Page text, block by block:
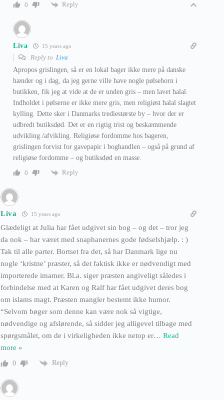
0
Reply
Liva 15 years ago
Reply to Liva
Apropos grislingen, så er en lokal bager ikke mere på danske
hænder og i dag, da jeg gerne ville have nogle pølsehorn i
butikken, fik jeg at vide at de er unden gris – men lavet halal.
Indholdet i pølserne er ikke mere gris, men religiøst halal slagtet
kylling. Dette sker i Danmarks trediestørste by – hvor der er
udbredt butiksdød. Det er en rigtig trist og beskæmmende
udvikling./afvikling. Religiøse fordomme hos bageren,
grislingen forvist for gavepapir i boghandlen – også på grund af
religiøse fordomme – og butiksdød en masse.
0
Reply
Liva 15 years ago
Glædeligt at Julia har fået udgivet sin bog – og det – tror jeg
da nok – har været med snaphanernes gode fødselshjælp. : )
Tak til alle parter. Bortset fra det, så har Danmark lige nu
nogle ‘kristne’ præster, så det faktisk ikke er nødvendigt med
importerede imamer. Bl.a. siger præsten angiveligt således i
forbindelse med at Karen og Ralf har fået udgivet deres bog
om islams magt. Præsten mangler bestemt ikke humor.
“Selvom bøger som denne kan være nok så vigtige,
nødvendige og afslørende, så sidder jeg alligevel tilbage med
spørgsmålet, om de i virkeligheden ikke netop er… Read
more »
0 Reply